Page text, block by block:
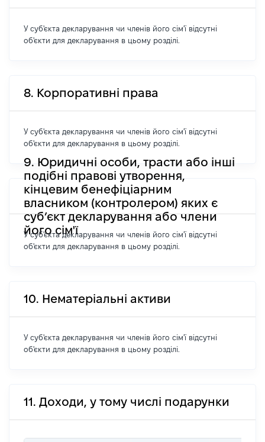
У суб'єкта декларування чи членів його сім'ї відсутні
об'єкти для декларування в цьому розділі.
8. Корпоративні права
У суб'єкта декларування чи членів його сім'ї відсутні
об'єкти для декларування в цьому розділі.
9. Юридичні особи, трасти або інші
подібні правові утворення,
кінцевим бенефіціарним
власником (контролером) яких є
суб’єкт декларування або члени
його сім'ї
У суб'єкта декларування чи членів його сім'ї відсутні
об'єкти для декларування в цьому розділі.
10. Нематеріальні активи
У суб'єкта декларування чи членів його сім'ї відсутні
об'єкти для декларування в цьому розділі.
11. Доходи, у тому числі подарунки